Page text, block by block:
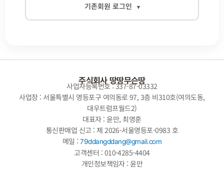
기존회원 로그인 ▾
로그인
주식회사 땅땅무슨땅
사업자등록번호 : 337-87-03332
사업장 : 서울특별시 영등포구 여의동로 97, 3층 비310호(여의도동,
대우트럼프월드2)
대표자 : 윤만, 최영훈
통신판매업 신고 : 제 2026-서울영등포-0983 호
메일 :79ddangddang@gmail.com
고객센터 : 010-4285-4404
개인정보책임자 : 윤만